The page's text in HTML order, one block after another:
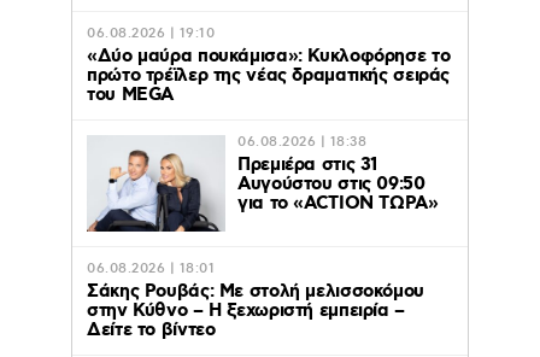
06.08.2026 | 19:10
«Δύο μαύρα πουκάμισα»: Κυκλοφόρησε το
πρώτο τρέϊλερ της νέας δραματικής σειράς
του MEGA
06.08.2026 | 18:38
Πρεμιέρα στις 31
Αυγούστου στις 09:50
για το «ACTION ΤΩΡΑ»
06.08.2026 | 18:01
Σάκης Ρουβάς: Με στολή μελισσοκόμου
στην Κύθνο – Η ξεχωριστή εμπειρία –
Δείτε το βίντεο